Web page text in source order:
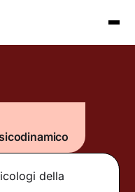
della